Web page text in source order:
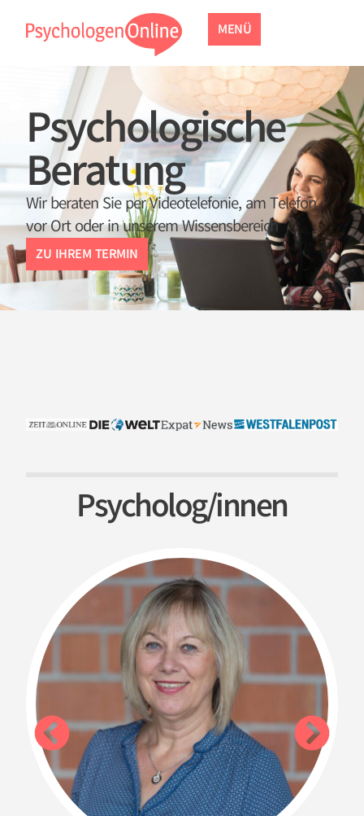
MENÜ
Psycholo­gische
Beratung
Wir beraten Sie per Videotelefonie, am Telefon,
vor Ort oder in unserem Wissensbereich
ZU IHREM TERMIN
Psycholog/­innen